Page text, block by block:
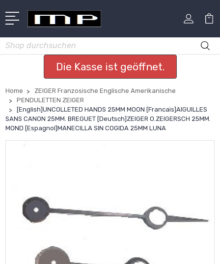
Suchen
Die Kasse ist geöffnet.
Home
ZEIGER Franzosische Englische Amerikanische
PENDULETTEN ZEIGER
[English]UNCOLLETED HANDS 25MM MOON [Francais]AIGUILLES
SANS CANON 25MM. BREGUET [Deutsch]ZEIGER O.ZEIGERSCH 25MM.
MOND [Espagnol]MANECILLA SIN COGIDA 25MM LUNA